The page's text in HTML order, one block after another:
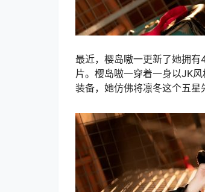
最近，樱岛嗷一更新了她拥
片。樱岛嗷一穿着一身以JK
装备，她仿佛将凛冬这个五星